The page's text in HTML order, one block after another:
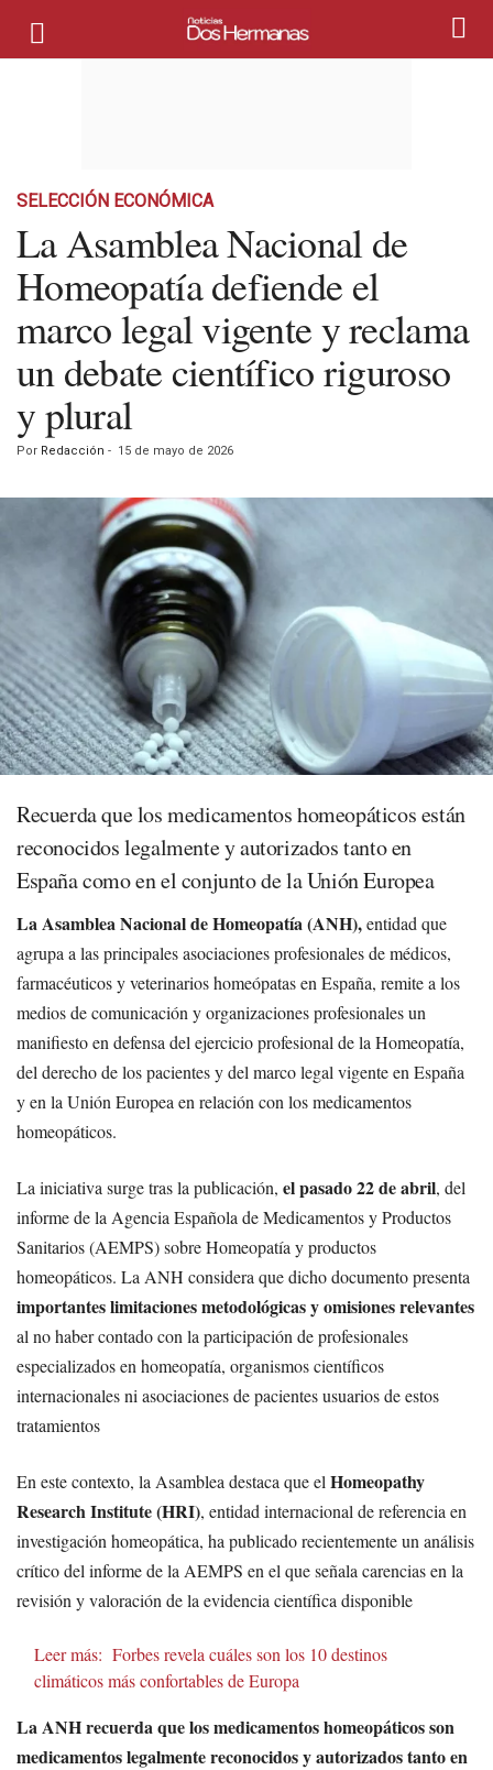
SELECCIÓN ECONÓMICA
La Asamblea Nacional de
Homeopatía defiende el
marco legal vigente y reclama
un debate científico riguroso
y plural
Por Redacción - 15 de mayo de 2026
Recuerda que los medicamentos homeopáticos están
reconocidos legalmente y autorizados tanto en
España como en el conjunto de la Unión Europea
La Asamblea Nacional de Homeopatía (ANH),entidad que
agrupa a las principales asociaciones profesionales de médicos,
farmacéuticos y veterinarios homeópatas en España, remite a los
medios de comunicación y organizaciones profesionales un
manifiesto en defensa del ejercicio profesional de la Homeopatía,
del derecho de los pacientes y del marco legal vigente en España
y en la Unión Europea en relación con los medicamentos
homeopáticos.
La iniciativa surge tras la publicación, el pasado 22 de abril, del
informe de la Agencia Española de Medicamentos y Productos
Sanitarios (AEMPS) sobre Homeopatía y productos
homeopáticos. La ANH considera que dicho documento presenta
importantes limitaciones metodológicas y omisiones relevantes
al no haber contado con la participación de profesionales
especializados en homeopatía, organismos científicos
internacionales ni asociaciones de pacientes usuarios de estos
tratamientos
En este contexto, la Asamblea destaca que el Homeopathy
Research Institute (HRI), entidad internacional de referencia en
investigación homeopática, ha publicado recientemente un análisis
crítico del informe de la AEMPS en el que señala carencias en la
revisión y valoración de la evidencia científica disponible
Leer más: Forbes revela cuáles son los 10 destinos
climáticos más confortables de Europa
La ANH recuerda que los medicamentos homeopáticos son
medicamentos legalmente reconocidos y autorizados tanto en